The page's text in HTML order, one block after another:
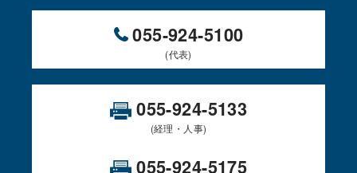
055-924-5100
(代表)
055-924-5133
(経理・人事)
055-924-5175